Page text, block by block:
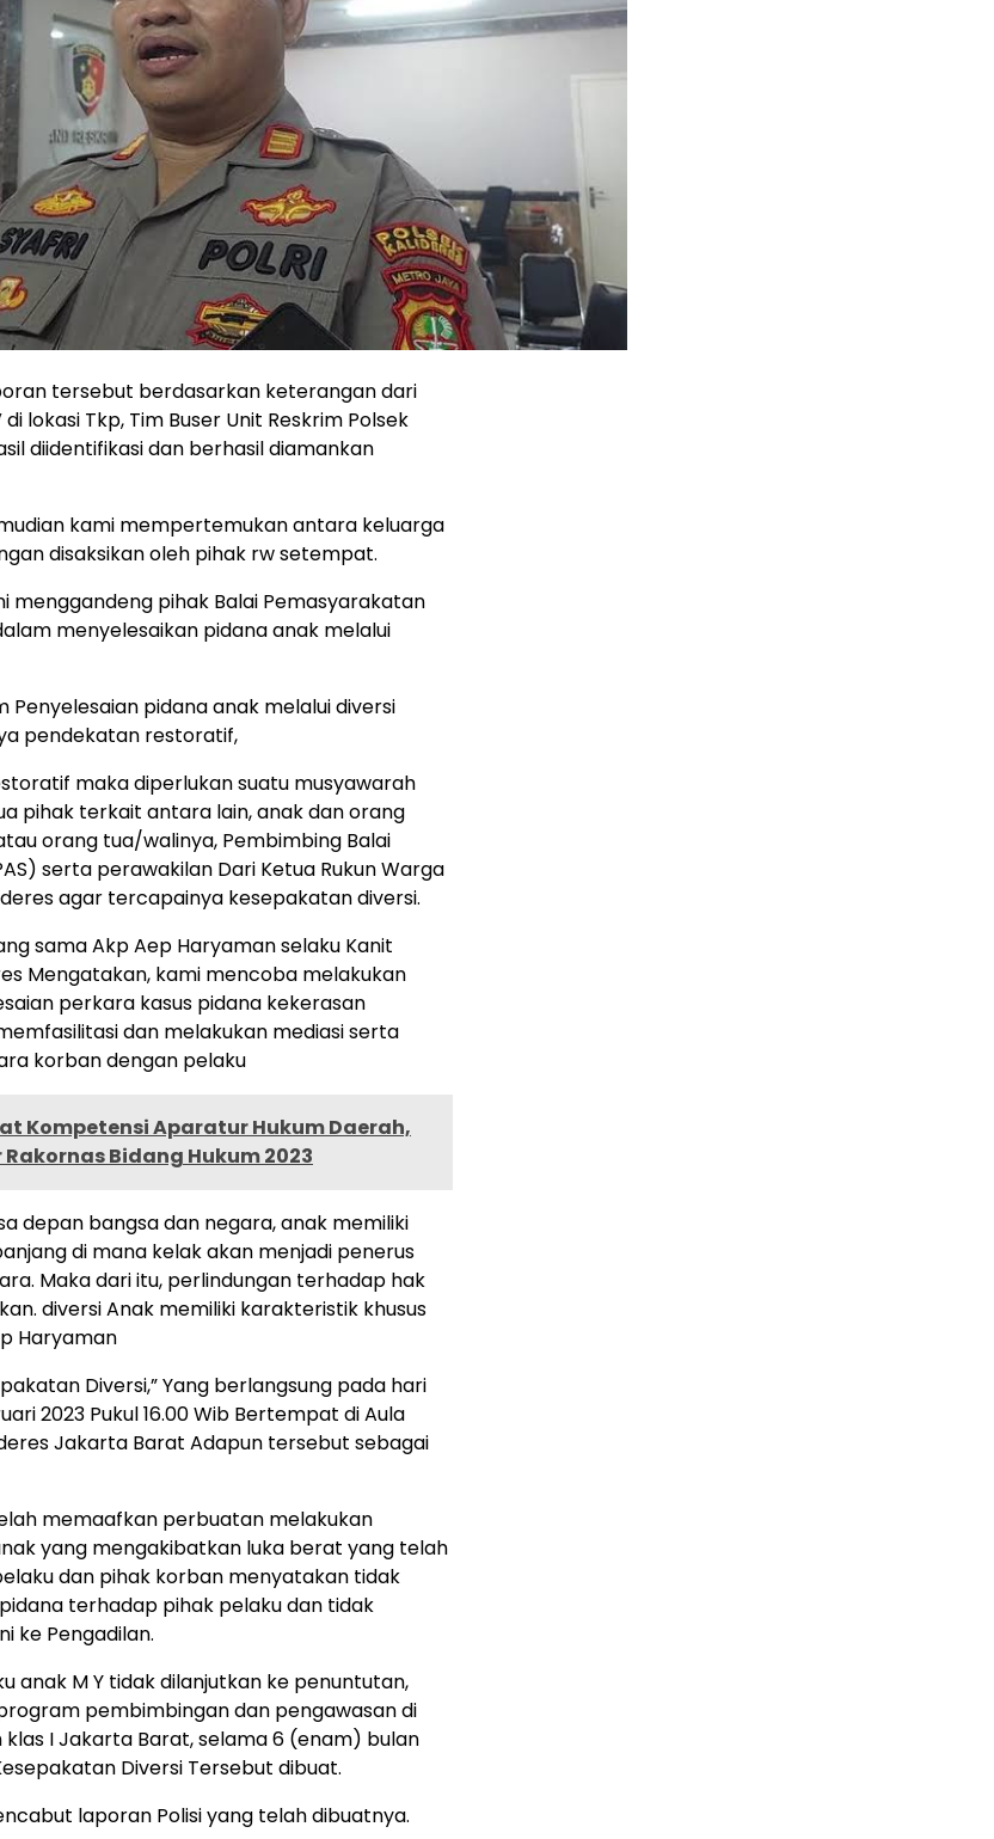
tersebut berdasarkan keterangan dari
di lokasi Tkp, Tim Buser Unit Reskrim Polsek
diidentifikasi dan berhasil diamankan
kami mempertemukan antara keluarga
disaksikan oleh pihak rw setempat.
menggandeng pihak Balai Pemasyarakatan
menyelesaikan pidana anak melalui
Penyelesaian pidana anak melalui diversi
pendekatan restoratif,
maka diperlukan suatu musyawarah
pihak terkait antara lain, anak dan orang
orang tua/walinya, Pembimbing Balai
serta perawakilan Dari Ketua Rukun Warga
agar tercapainya kesepakatan diversi.
sama Akp Aep Haryaman selaku Kanit
Mengatakan, kami mencoba melakukan
perkara kasus pidana kekerasan
dan melakukan mediasi serta
korban dengan pelaku
Kompetensi Aparatur Hukum Daerah,
Bidang Hukum 2023
depan bangsa dan negara, anak memiliki
di mana kelak akan menjadi penerus
Maka dari itu, perlindungan terhadap hak
diversi Anak memiliki karakteristik khusus
Haryaman
Diversi,” Yang berlangsung pada hari
2023 Pukul 16.00 Wib Bertempat di Aula
Jakarta Barat Adapun tersebut sebagai
memaafkan perbuatan melakukan
yang mengakibatkan luka berat yang telah
dan pihak korban menyatakan tidak
terhadap pihak pelaku dan tidak
ke Pengadilan.
anak M Y tidak dilanjutkan ke penuntutan,
pembimbingan dan pengawasan di
klas I Jakarta Barat, selama 6 (enam) bulan
Diversi Tersebut dibuat.
laporan Polisi yang telah dibuatnya.